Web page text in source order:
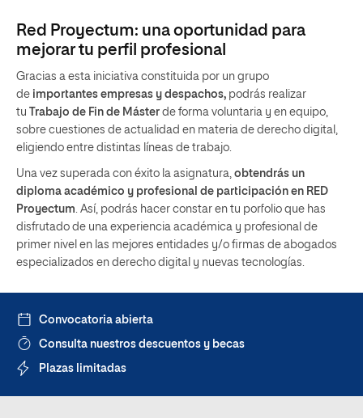
Red Proyectum: una oportunidad para
mejorar tu perfil profesional
Gracias a esta iniciativa constituida por un grupo
de importantes empresas y despachos, podrás realizar
tu Trabajo de Fin de Máster de forma voluntaria y en equipo,
sobre cuestiones de actualidad en materia de derecho digital,
eligiendo entre distintas líneas de trabajo.
Una vez superada con éxito la asignatura, obtendrás un
diploma académico y profesional de participación en RED
Proyectum. Así, podrás hacer constar en tu porfolio que has
disfrutado de una experiencia académica y profesional de
primer nivel en las mejores entidades y/o firmas de abogados
especializados en derecho digital y nuevas tecnologías.
Convocatoria abierta
Consulta nuestros descuentos y becas
Plazas limitadas